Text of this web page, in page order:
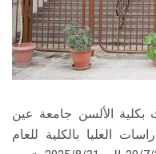
الخريجين
الموظفون
بكلية الألسن جامعة عين
العليا بالكلية للعام